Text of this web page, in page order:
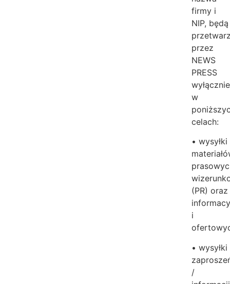
firmy i
NIP, będą
przez
NEWS
PRESS
wyłącznie
w
celach:
• wysyłki
(PR) oraz
i
• wysyłki
/